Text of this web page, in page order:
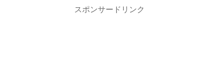
スポンサードリンク